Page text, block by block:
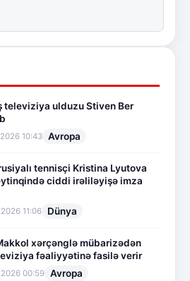
televiziya ulduzu Stiven Ber
10:43 Avropa
tennisçi Kristina Lyutova
ciddi irəliləyişə imza
11:06 Dünya
xərçənglə mübarizədən
fəaliyyətinə fasilə verir
00:59 Avropa